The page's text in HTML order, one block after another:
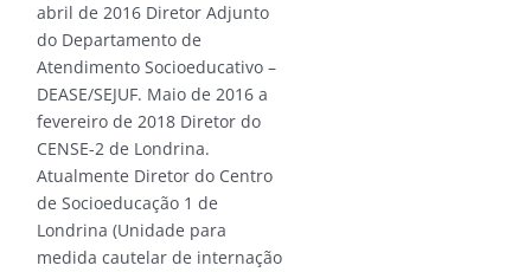
abril de 2016 Diretor Adjunto
do Departamento de
Atendimento Socioeducativo –
DEASE/SEJUF. Maio de 2016 a
fevereiro de 2018 Diretor do
CENSE-2 de Londrina.
Atualmente Diretor do Centro
de Socioeducação 1 de
Londrina (Unidade para
medida cautelar de internação